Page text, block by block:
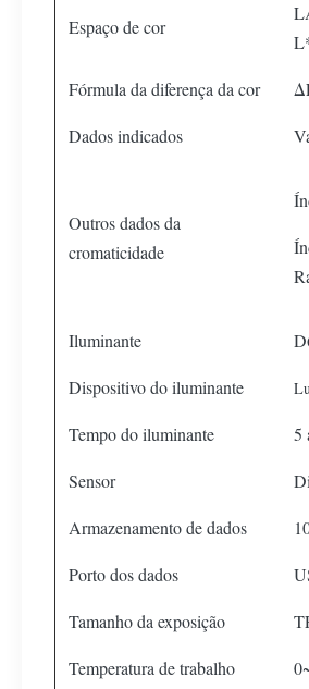
Espaço de cor
Fórmula da diferença da cor
Dados indicados
Outros dados da
cromaticidade
Iluminante
Dispositivo do iluminante
Tempo do iluminante 5
Sensor
Armazenamento de dados
Porto dos dados
Tamanho da exposição
Temperatura de trabalho